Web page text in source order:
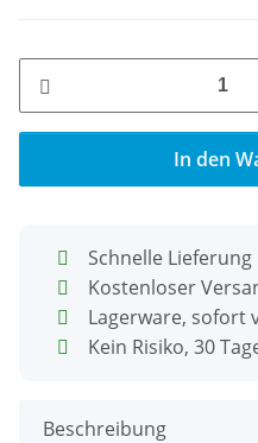
In den
Schnelle
Kostenloser
Lagerware, sofort
Kein Risiko, 30
Beschreibung